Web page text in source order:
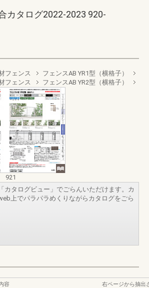
カタログ2022-2023 920-
フェンス
フェンスAB YR1型（横格子）
フェンス フェンスAB YR2型（横格子）
921
カタログビュー」でごらんいただけます。カ
上でパラパラめくりながらカタログをごら
容
右ページから抽出